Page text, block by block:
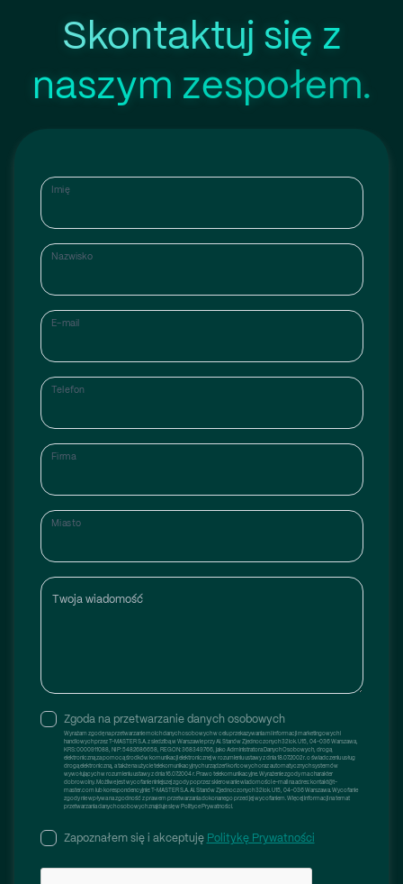
Skontaktuj się z
naszym zespołem.
Imię
Nazwisko
E-mail
Telefon
Firma
Miasto
Twoja wiadomość
Zgoda na przetwarzanie danych osobowych
Wyrażam zgodę na przetwarzanie moich danych osobowych w celu przekazywania mi informacji marketingowych i
handlowych przez T-MASTER S.A. z siedzibą w Warszawie przy Al. Stanów Zjednoczonych 32 lok. U15, 04-036 Warszawa,
KRS: 0000911088, NIP: 5482686658, REGON: 368349766, jako Administratora Danych Osobowych, drogą
elektroniczną za pomocą środków komunikacji elektronicznej w rozumieniu ustawy z dnia 18.07.2002 r. o świadczeniu usług
drogą elektroniczną, a także na użycie telekomunikacyjnych urządzeń końcowych oraz automatycznych systemów
wywołujących w rozumieniu ustawy z dnia 16.07.2004 r. Prawo telekomunikacyjne. Wyrażenie zgody ma charakter
dobrowolny. Możliwe jest wycofanie niniejszej zgody poprzez skierowanie wiadomości e-mail na adres: kontakt@t-
master.com lub korespondencyjnie: T-MASTER S.A. Al. Stanów Zjednoczonych 32 lok. U15, 04-036 Warszawa. Wycofanie
zgody nie wpływa na zgodność z prawem przetwarzania dokonanego przed jej wycofaniem. Więcej informacji na temat
przetwarzania danych osobowych znajduje się w Polityce Prywatności.
Zapoznałem się i akceptuję Politykę Prywatności